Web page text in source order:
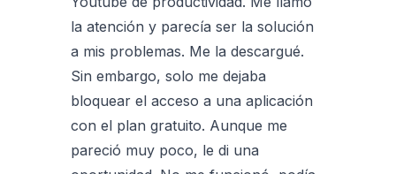
la atención y parecía ser la solución
a mis problemas. Me la descargué.
Sin embargo, solo me dejaba
bloquear el acceso a una aplicación
con el plan gratuito. Aunque me
pareció muy poco, le di una